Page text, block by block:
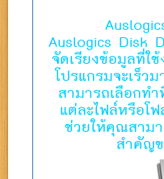
Auslogics Disk
จัดเรียงข้อมูลที่ใ
โปรแกรมจะเร็ว
สามารถเลือกท
แต่ละไฟล์หรือโ
ช่วยให้คุณสาม
สำคัญ